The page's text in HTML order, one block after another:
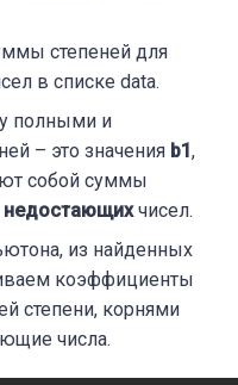
числа:
степеней для
в списке data.
полными и
– это значения b1 ,
собой суммы
недостающихчисел.
из найденных
коэффициенты
степени, корнями
числа.